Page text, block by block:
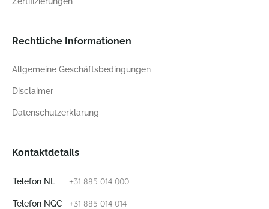
Rechtliche Informationen
Allgemeine Geschäftsbedingungen
Disclaimer
Datenschutzerklärung
Kontaktdetails
Telefon NL +31 885 014 000
Telefon NGC +31 885 014 014